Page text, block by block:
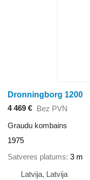
Dronningborg 1200
4 469 €
Bez PVN
Graudu kombains
1975
Satveres platums 3 m
Latvija, Latvija